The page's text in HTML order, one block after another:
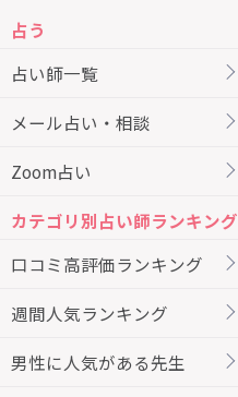
占う
占い師一覧
メール占い・相談
Zoom占い
カテゴリ別占い師ランキング
口コミ高評価ランキング
週間人気ランキング
男性に人気がある先生